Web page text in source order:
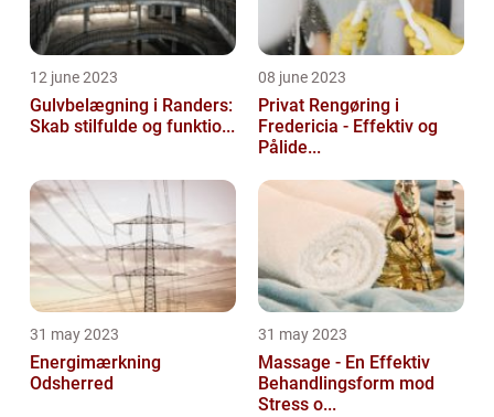
12 june 2023
Gulvbelægning i Randers:
Skab stilfulde og funktio...
08 june 2023
Privat Rengøring i
Fredericia - Effektiv og
Pålide...
31 may 2023
Energimærkning
Odsherred
31 may 2023
Massage - En Effektiv
Behandlingsform mod
Stress o...